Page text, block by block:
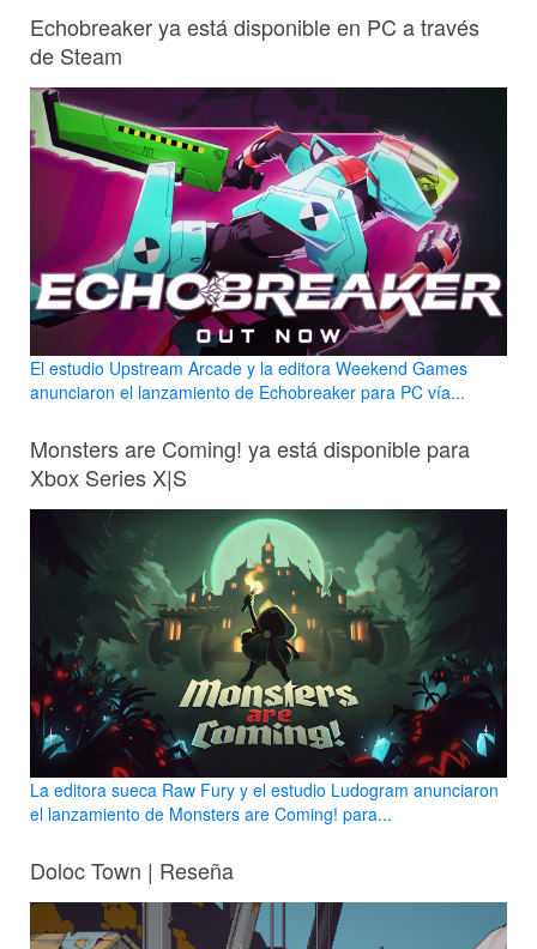
Echobreaker ya está disponible en PC a través
de Steam
El estudio Upstream Arcade y la editora Weekend Games
anunciaron el lanzamiento de Echobreaker para PC vía...
Monsters are Coming! ya está disponible para
Xbox Series X|S
La editora sueca Raw Fury y el estudio Ludogram anunciaron
el lanzamiento de Monsters are Coming! para...
Doloc Town | Reseña